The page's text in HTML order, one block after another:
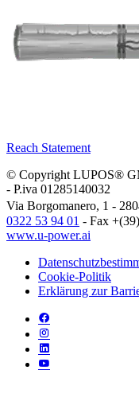
Reach Statement
© Copyright LUPOS®
- P.iva 01285140032
Via Borgomanero, 1 -
0322 53 94 01 - Fax
www.u‑power.ai
Cookie-Politik
Erklärung zur